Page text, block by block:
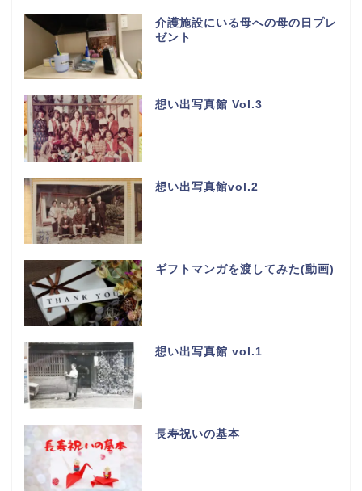
介護施設にいる母への母の日プレ
ゼント
想い出写真館 Vol.3
想い出写真館vol.2
ギフトマンガを渡してみた(動画)
想い出写真館 vol.1
長寿祝いの基本